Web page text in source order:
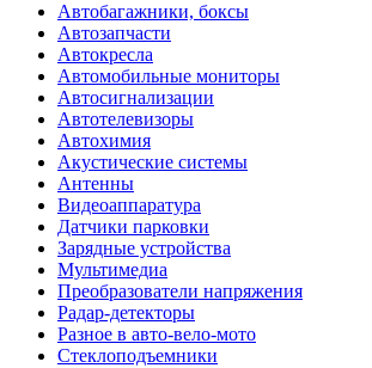
Автобагажники, боксы
Автозапчасти
Автокресла
Автомобильные мониторы
Автосигнализации
Автотелевизоры
Автохимия
Акустические системы
Антенны
Видеоаппаратура
Датчики парковки
Зарядные устройства
Мультимедиа
Преобразователи напряжения
Радар-детекторы
Разное в авто-вело-мото
Стеклоподъемники